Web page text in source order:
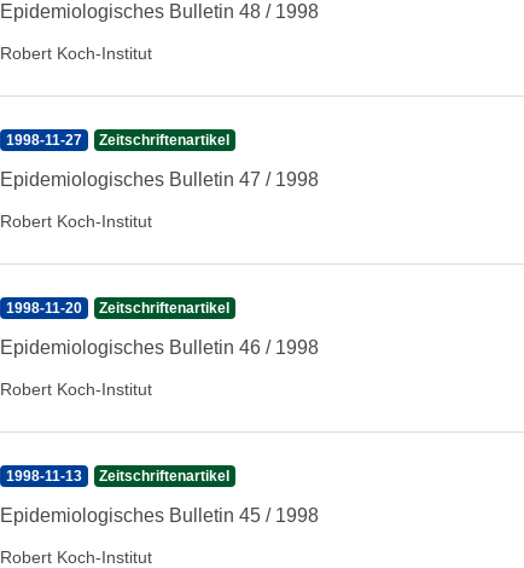
Epidemiologisches Bulletin 48 / 1998
Robert Koch-Institut
1998-11-27 Zeitschriftenartikel
Epidemiologisches Bulletin 47 / 1998
Robert Koch-Institut
1998-11-20 Zeitschriftenartikel
Epidemiologisches Bulletin 46 / 1998
Robert Koch-Institut
1998-11-13 Zeitschriftenartikel
Epidemiologisches Bulletin 45 / 1998
Robert Koch-Institut